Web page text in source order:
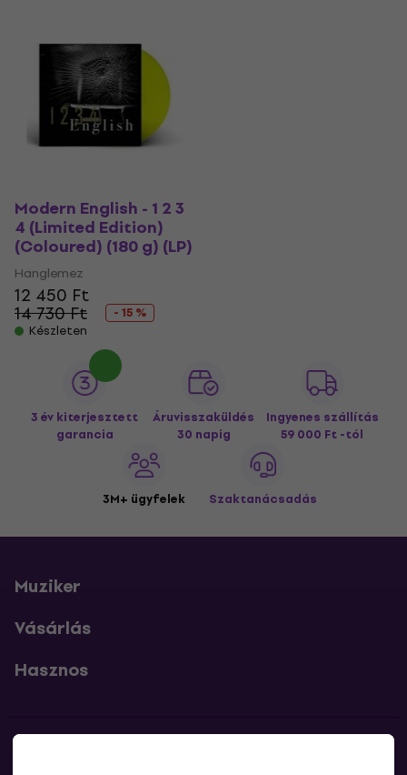
Modern English - 1 2 3
4 (Limited Edition)
(Coloured) (180 g) (LP)
Hanglemez
12 450 Ft
14 730 Ft
- 15 %
Készleten
3 év kiterjesztett
garancia
Áruvisszaküldés
30 napig
Ingyenes szállítás
59 000 Ft -tól
3M+ ügyfelek Szaktanácsadás
Muziker
Vásárlás
Hasznos